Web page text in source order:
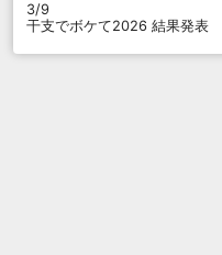
3/9
干支でボケて2026 結果発表